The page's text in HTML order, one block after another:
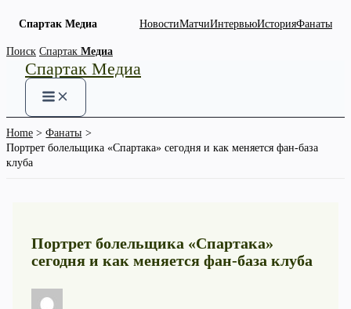
Спартак Медиа НовостиМатчиИнтервьюИсторияФанаты
Skip
content
Поиск Спартак Медиа
Спартак Медиа
Home
Фанаты
Портрет болельщика «Спартака» сегодня и как меняется фан-база
клуба
Портрет болельщика «Спартака»
сегодня и как меняется фан-база клуба